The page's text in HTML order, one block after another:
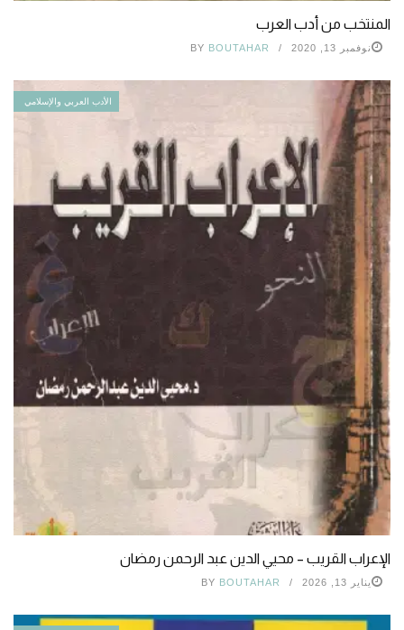
المنتخب من أدب العرب
نوفمبر 13, 2020 BY BOUTAHAR
الأدب العربي والإسلامي
الإعراب القريب – محيي الدين عبد الرحمن رمضان
يناير 13, 2026 BY BOUTAHAR